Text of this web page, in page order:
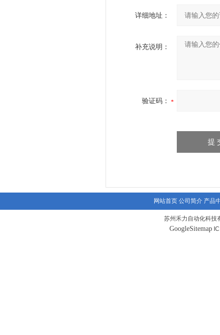
详细地址：
补充说明：
验证码：
网站首页 公司简介 产品
苏州禾力自动化科技
GoogleSitemap